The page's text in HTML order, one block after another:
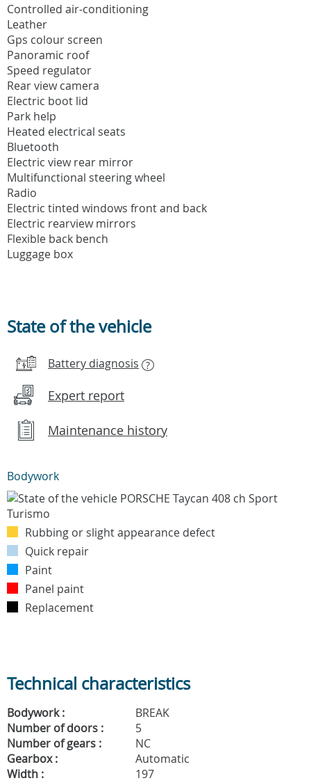
Controlled air-conditioning
Leather
Gps colour screen
Panoramic roof
Speed regulator
Rear view camera
Electric boot lid
Park help
Heated electrical seats
Bluetooth
Electric view rear mirror
Multifunctional steering wheel
Radio
Electric tinted windows front and back
Electric rearview mirrors
Flexible back bench
Luggage box
State of the vehicle
Battery diagnosis ?
Expert report
Maintenance history
Bodywork
Rubbing or slight appearance defect
Quick repair
Paint
Panel paint
Replacement
Technical characteristics
Bodywork :
BREAK
Number of doors :
5
Number of gears :
NC
Gearbox :
Automatic
Width :
197